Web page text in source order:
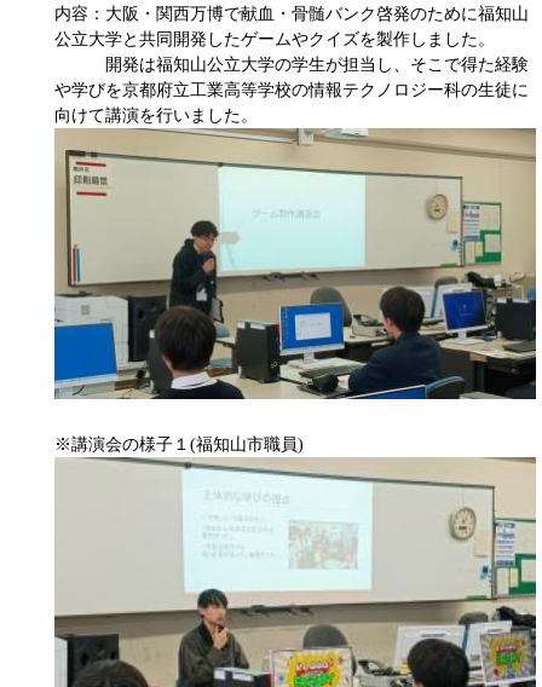
内容：大阪・関西万博で献血・骨髄バンク啓発のために福知山
公立大学と共同開発したゲームやクイズを製作しました。
開発は福知山公立大学の学生が担当し、そこで得た経験
や学びを京都府立工業高等学校の情報テクノロジー科の生徒に
向けて講演を行いました。
※講演会の様子１(福知山市職員)